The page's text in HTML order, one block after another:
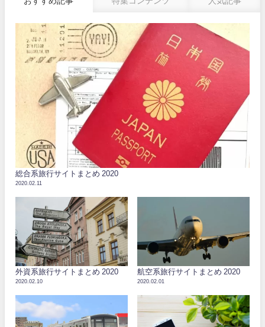
総合系旅行サイトまとめ 2020
2020.02.11
外資系旅行サイトまとめ 2020
2020.02.10
航空系旅行サイトまとめ 2020
2020.02.01